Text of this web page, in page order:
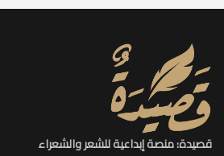
قصيدة: منصة إبداعية للشعر والشعراء